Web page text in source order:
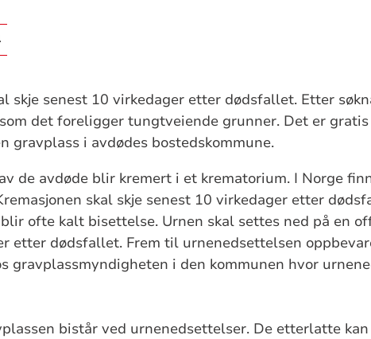
skje senest 10 virkedager etter dødsfallet. Etter
det foreligger tungtveiende grunner. Det er gratis
gravplass i avdødes bostedskommune.
de avdøde blir kremert i et krematorium. I Norge
skal skje senest 10 virkedager etter
ofte kalt bisettelse. Urnen skal settes ned på en
etter dødsfallet. Frem til urnenedsettelsen
gravplassmyndigheten i den kommunen hvor
bistår ved urnenedsettelser. De etterlatte